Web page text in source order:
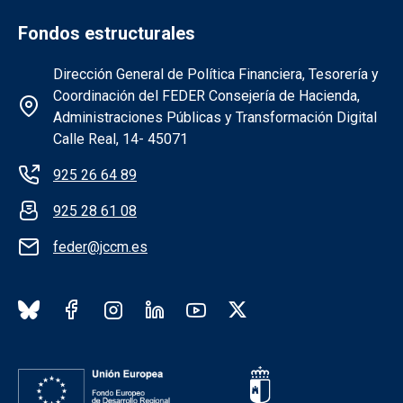
Fondos estructurales
Información de la institución FEDER
Dirección General de Política Financiera, Tesorería y
Coordinación del FEDER Consejería de Hacienda,
Administraciones Públicas y Transformación Digital
Calle Real, 14- 45071
925 26 64 89
925 28 61 08
feder@jccm.es
Redes sociales institución FEDER